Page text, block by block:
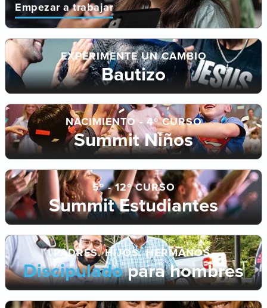
EXPERIMENTE UN CAMBIO
Bautizo
Empezar a trabajar
NACIMIENTO - 4º CURSO
Summit Niños
5º - 12º CURSO
Summit Estudiantes
PADRES. HIJOS. HERMANOS.
Discipuladopara hombres